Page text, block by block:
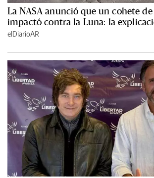
La NASA anunció que un cohete de
impactó contra la Luna: la
elDiarioAR